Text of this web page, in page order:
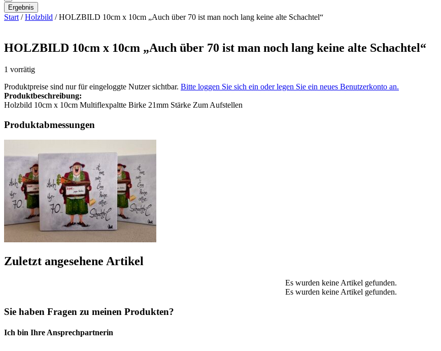
Ergebnis
Start /Holzbild / HOLZBILD 10cm x 10cm „Auch über 70 ist man noch lang keine alte Schachtel“
HOLZBILD 10cm x 10cm „Auch über 70 ist man noch lang keine alte Schachtel“
1 vorrätig
Produktpreise sind nur für eingeloggte Nutzer sichtbar. Bitte loggen Sie sich ein oder legen Sie ein neues Benutzerkonto an.
Produktbeschreibung:
Holzbild 10cm x 10cm Multiflexpaltte Birke 21mm Stärke Zum Aufstellen
Produktabmessungen
Zuletzt angesehene Artikel
Es wurden keine Artikel gefunden.
Es wurden keine Artikel gefunden.
Sie haben Fragen zu meinen Produkten?
Ich bin Ihre Ansprechpartnerin